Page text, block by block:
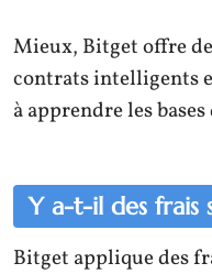
Mieux, Bitget offre
contrats intelligents
à apprendre les
Y a-t-il des frais
Bitget applique des